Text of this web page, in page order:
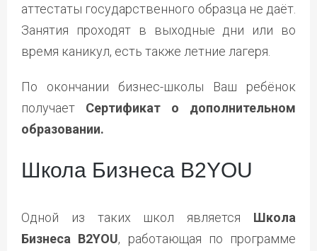
аттестаты государственного образца не даёт.
Занятия проходят в выходные дни или во
время каникул, есть также летние лагеря.
По окончании бизнес-школы Ваш ребёнок
получает Сертификат о дополнительном
образовании.
Школа Бизнеса B2YOU
Одной из таких школ является Школа
Бизнеса B2YOU, работающая по программе